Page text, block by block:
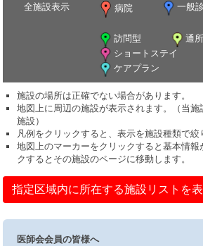
全施設表示 病院 一般
訪問型
通
ショートステイ
ケアプラン
施設の場所は正確でない場合があります。
地図上に周辺の施設が表示されます。（当
施設）
凡例をクリックすると、表示を施設種類で絞
地図上のマーカーをクリックすると基本情報
クするとその施設のページに移動します。
指定区域内に所在する施設リストを
医師会会員の皆様へ